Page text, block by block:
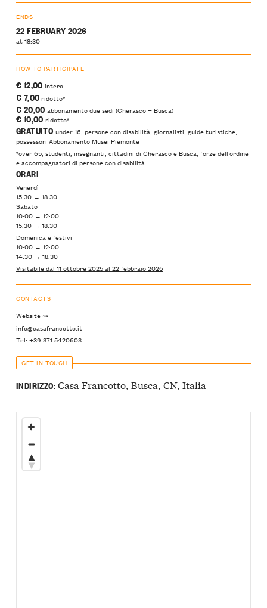
ENDS
22 FEBRUARY 2026
at 18:30
HOW TO PARTICIPATE
€ 12,00 intero
€ 7,00ridotto*
€ 20,00 abbonamento due sedi (Cherasco + Busca)
€ 10,00 ridotto*
GRATUITO under 16, persone con disabilità, giornalisti, guide turistiche,
possessori Abbonamento Musei Piemonte
*over 65, studenti, insegnanti, cittadini di Cherasco e Busca, forze dell’ordine
e accompagnatori di persone con disabilità
ORARI
Venerdì
15:30 → 18:30
Sabato
10:00 → 12:00
15:30 → 18:30
Domenica e festivi
10:00 → 12:00
14:30 → 18:30
Visitabile dal 11 ottobre 2025 al 22 febbraio 2026
CONTACTS
Website ↝
info@casafrancotto.it
Tel: +39 371 5420603
GET IN TOUCH
INDIRIZZO:Casa Francotto, Busca, CN, Italia